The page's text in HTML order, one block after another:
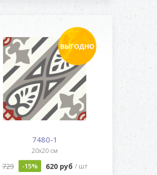
7480-1
20x20 см
729 -15% 620 руб / шт